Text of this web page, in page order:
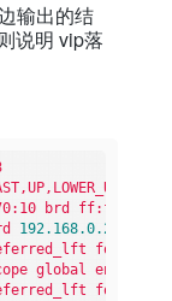
输出的结
说明 vip落
brd
192.168.0.255
forever
global ens33
forever